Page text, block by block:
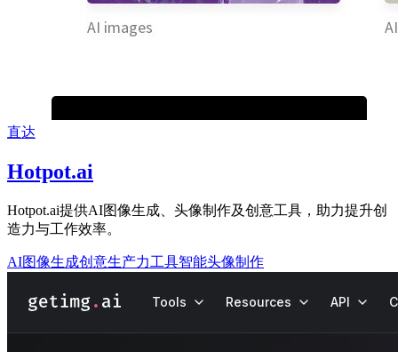
直达
Hotpot.ai
Hotpot.ai提供AI图像生成、头像制作及创意工具，助力提升创
造力与工作效率。
AI图像生成创意生产力工具智能头像制作